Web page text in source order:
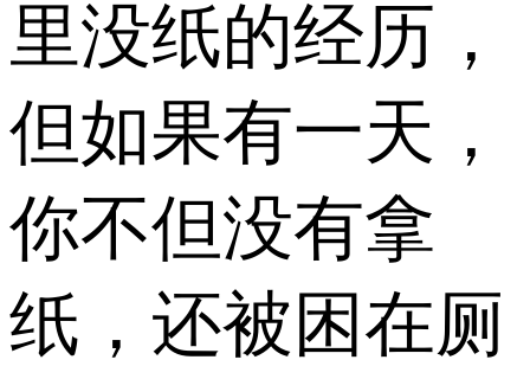
里没纸的经历，
但如果有一天，
你不但没有拿
纸，还被困在厕